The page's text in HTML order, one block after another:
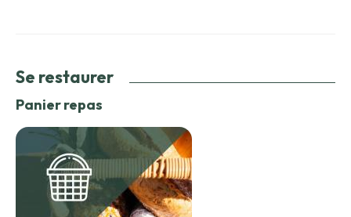
Se restaurer
Panier repas